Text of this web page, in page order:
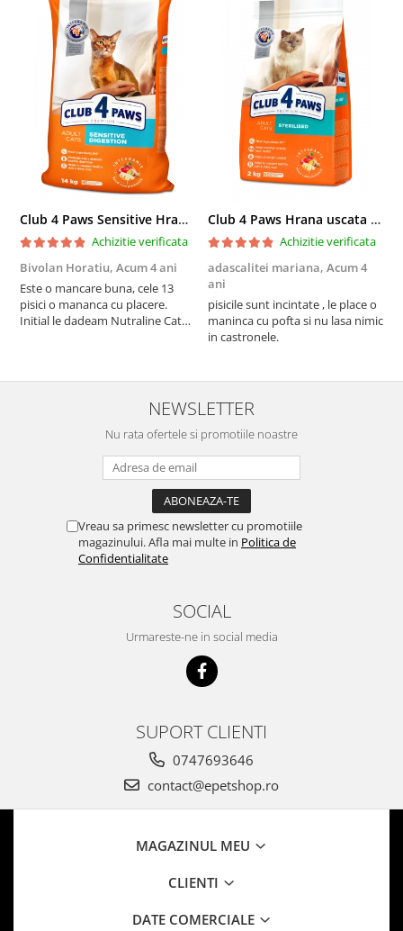
Club 4 Paws Sensitive Hrana uscata pisici adulte, 14kg
Achizitie verificata
Bivolan Horatiu, Acum 4 ani
Este o mancare buna, cele 13
pisici o mananca cu placere.
Initial le dadeam Nutraline Cat
nu o mananca cu placere. Eu
sunt multumit si voi continua cu
Club 4 Paws Hrana uscata pisici sterilizate, 2kg
Achizitie verificata
adascalitei mariana, Acum 4
ani
pisicile sunt incintate , le place o
maninca cu pofta si nu lasa nimic
in castronele.
NEWSLETTER
Nu rata ofertele si promotiile noastre
Vreau sa primesc newsletter cu promotiile
magazinului. Afla mai multe in Politica de
Confidentialitate
SOCIAL
Urmareste-ne in social media
SUPORT CLIENTI
0747693646
contact@epetshop.ro
MAGAZINUL MEU
CLIENTI
DATE COMERCIALE